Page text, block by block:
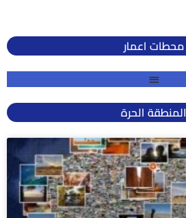
محطات اعمار
المنطقة الحرة